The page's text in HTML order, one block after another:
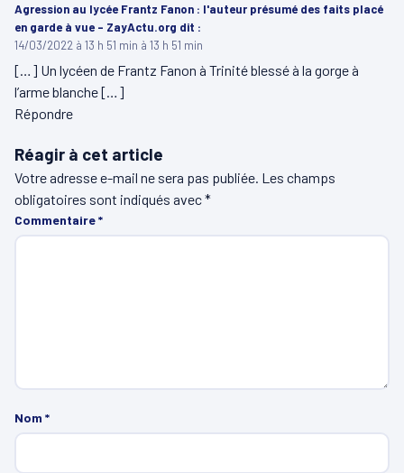
Agression au lycée Frantz Fanon : l'auteur présumé des faits placé
en garde à vue - ZayActu.org dit :
14/03/2022 à 13 h 51 min à 13 h 51 min
[…] Un lycéen de Frantz Fanon à Trinité blessé à la gorge à
l’arme blanche […]
Répondre
Réagir à cet article
Votre adresse e-mail ne sera pas publiée. Les champs
obligatoires sont indiqués avec*
Commentaire*
Nom *